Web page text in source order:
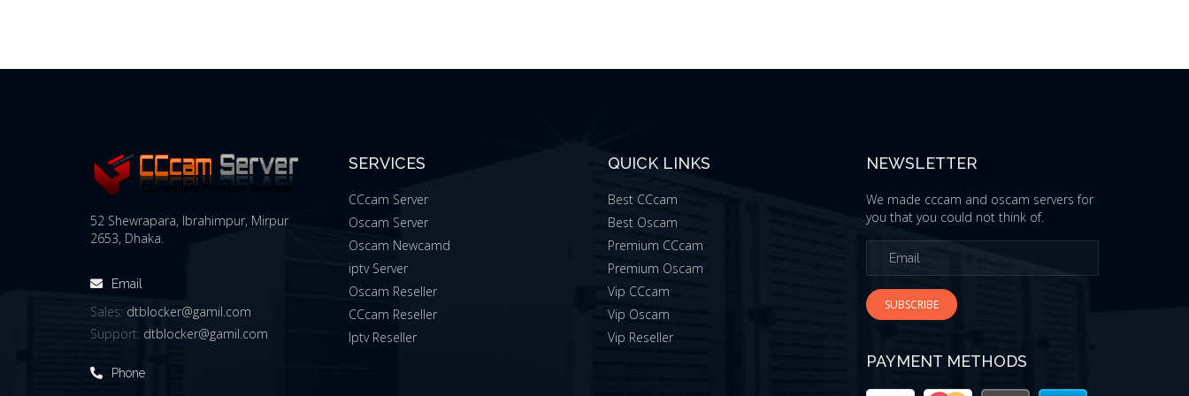
52 Shewrapara, Ibrahimpur, Mirpur
2653, Dhaka.
Email
Sales: dtblocker@gamil.com
Support: dtblocker@gamil.com
Phone
SERVICES
CCcam Server
Oscam Server
Oscam Newcamd
iptv Server
Oscam Reseller
CCcam Reseller
Iptv Reseller
QUICK LINKS
Best CCcam
Best Oscam
Premium CCcam
Premium Oscam
Vip CCcam
Vip Oscam
Vip Reseller
NEWSLETTER
We made cccam and oscam servers for
you that you could not think of.
SUBSCRIBE
PAYMENT METHODS